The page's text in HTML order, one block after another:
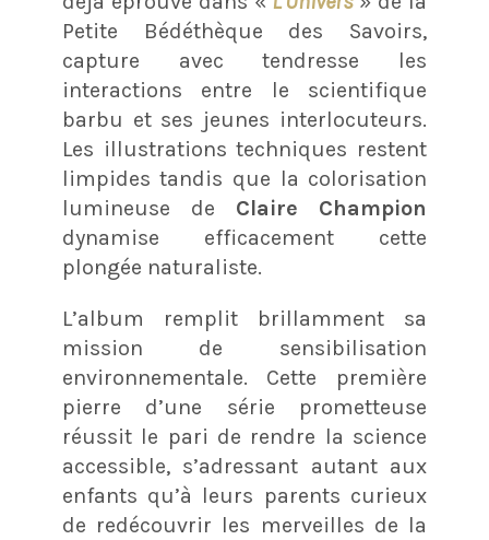
Petite Bédéthèque des Savoirs,
capture avec tendresse les
interactions entre le scientifique
barbu et ses jeunes interlocuteurs.
Les illustrations techniques restent
limpides tandis que la colorisation
lumineuse de Claire Champion
dynamise efficacement cette
plongée naturaliste.
L’album remplit brillamment sa
mission de sensibilisation
environnementale. Cette première
pierre d’une série prometteuse
réussit le pari de rendre la science
accessible, s’adressant autant aux
enfants qu’à leurs parents curieux
de redécouvrir les merveilles de la